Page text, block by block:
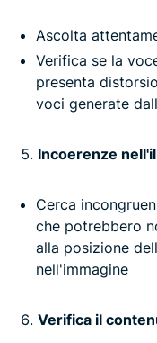
Ascolta
Verifica se la
presenta
voci generate
Incoerenze
Cerca
che potrebbero
alla posizione
nell'immagine
Verifica il